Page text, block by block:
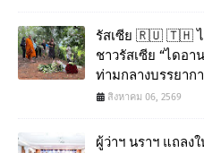
รัสเซีย 🇷🇺 🇹🇭 ไ
ชาวรัสเซีย “ไดอา
ท่ามกลางบรรยาก
สิงหาคม 06, 2569
ผู้ว่าฯ นราฯ แถลง